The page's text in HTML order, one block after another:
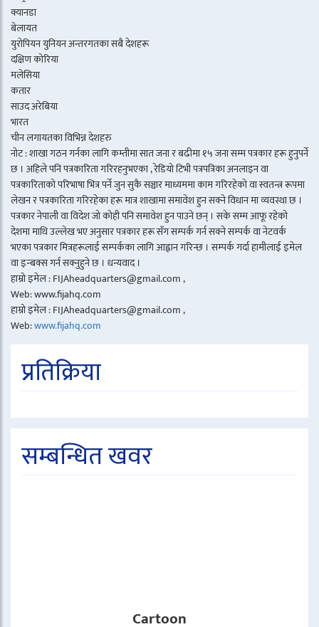
क्यानडा
बेलायत
युरोपियन युनियन अन्तरगतका सबै देशहरू
दक्षिण कोरिया
मलेसिया
कतार
साउद अरेबिया
भारत
चीन लगायतका विभिन्न देशहरु
नोट : शाखा गठन गर्नका लागि कम्तीमा सात जना र बढीमा १५ जना सम्म पत्रकार हरू हुनुपर्ने
छ । अहिले पनि पत्रकारिता गरिरहनुभएका , रेडियो टिभी पत्रपत्रिका अनलाइन वा
पत्रकारिताको परिभाषा भित्र पर्ने जुन सुकै सञ्चार माध्यममा काम गरिरहेको वा स्वतन्त्र रूपमा
लेखन र पत्रकारिता गरिरहेका हरू मात्र शाखामा समावेश हुन सक्ने विधान मा व्यवस्था छ ।
पत्रकार नेपाली वा विदेश जो कोही पनि समावेश हुन पाउने छन् । सके सम्म आफू रहेको
देशमा माथि उल्लेख भए अनुसार पत्रकार हरू सँग सम्पर्क गर्न सक्ने सम्पर्क वा नेटवर्क
भएका पत्रकार मित्रहरूलाई सम्पर्कका लागि आह्वान गरिन्छ । सम्पर्क गर्दा हामीलाई इमेल
वा इन्बक्स गर्न सक्नुहुने छ । धन्यवाद ।
हाम्रो इमेल : FIJAheadquarters@gmail.com ,
Web: www.fijahq.com
हाम्रो इमेल : FIJAheadquarters@gmail.com ,
Web:www.fijahq.com
प्रतिक्रिया
सम्बन्धित खवर
Cartoon